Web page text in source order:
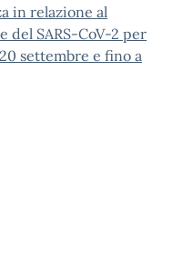
in relazione al
SARS-CoV-2 per
settembre e fino a